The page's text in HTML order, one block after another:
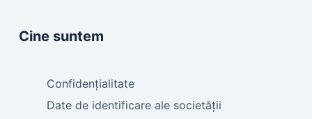
Cine suntem
Confidențialitate
Date de identificare ale societății